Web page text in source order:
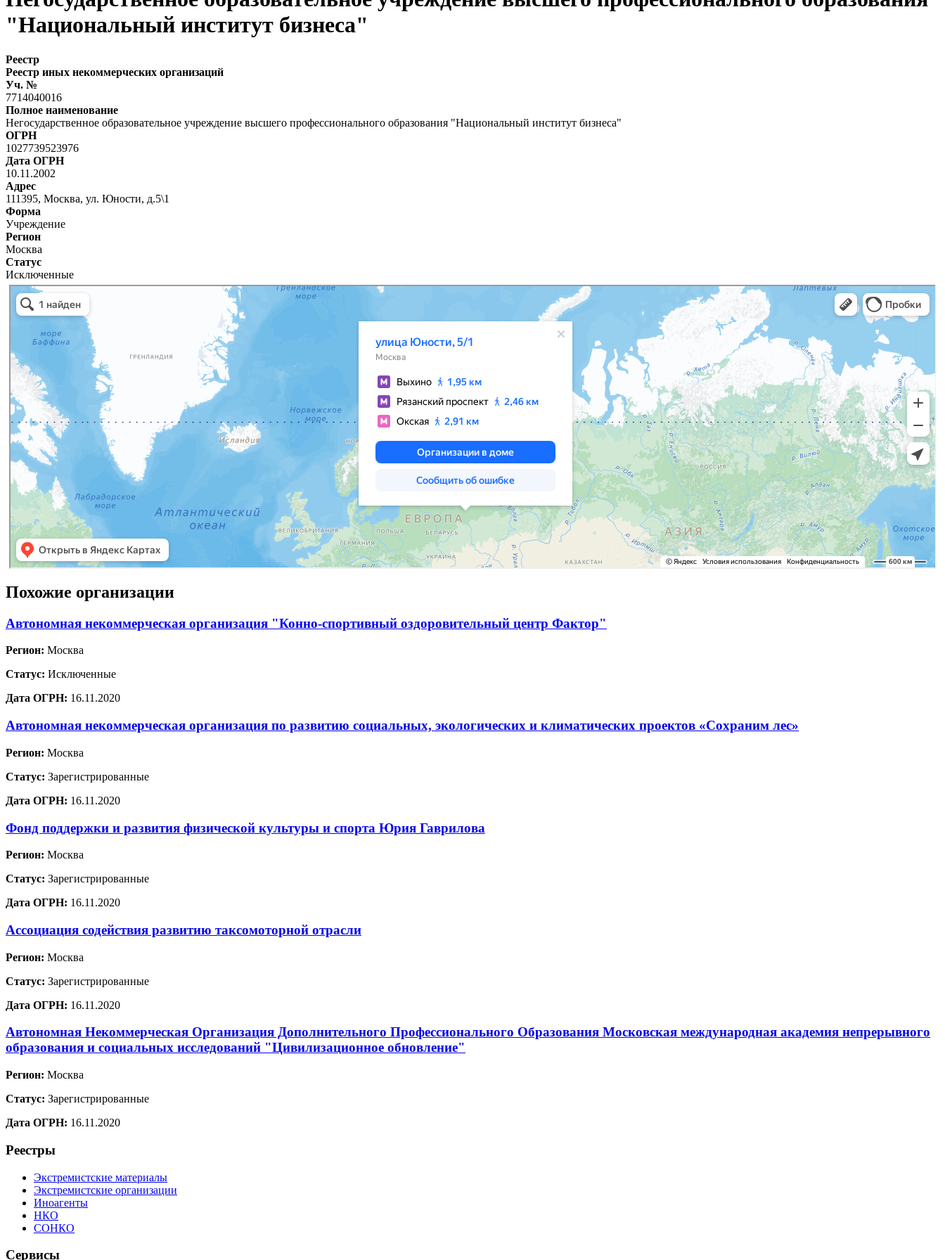
"Национальный институт бизнеса"
Реестр
Реестр иных некоммерческих организаций
Уч. №
7714040016
Полное наименование
Негосударственное образовательное учреждение высшего профессионального образования "Национальный институт бизнеса"
ОГРН
1027739523976
Дата ОГРН
10.11.2002
Адрес
111395, Москва, ул. Юности, д.5\1
Форма
Учреждение
Регион
Москва
Статус
Исключенные
Похожие организации
Автономная некоммерческая организация "Конно-спортивный оздоровительный центр Фактор"
Регион: Москва
Статус: Исключенные
Дата ОГРН: 16.11.2020
Автономная некоммерческая организация по развитию социальных, экологических и климатических проектов «Сохраним лес»
Регион: Москва
Статус: Зарегистрированные
Дата ОГРН: 16.11.2020
Фонд поддержки и развития физической культуры и спорта Юрия Гаврилова
Регион: Москва
Статус: Зарегистрированные
Дата ОГРН: 16.11.2020
Ассоциация содействия развитию таксомоторной отрасли
Регион: Москва
Статус: Зарегистрированные
Дата ОГРН: 16.11.2020
Автономная Некоммерческая Организация Дополнительного Профессионального Образования Московская международная академия непрерывного
образования и социальных исследований "Цивилизационное обновление"
Регион: Москва
Статус: Зарегистрированные
Дата ОГРН: 16.11.2020
Реестры
Экстремистские материалы
Экстремистские организации
Иноагенты
НКО
СОНКО
Сервисы